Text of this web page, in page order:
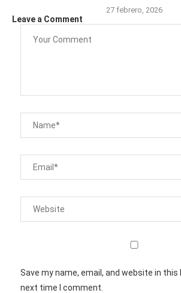
27 febrero, 2026
Leave a Comment
Save my name, email, and website in
next time I comment.